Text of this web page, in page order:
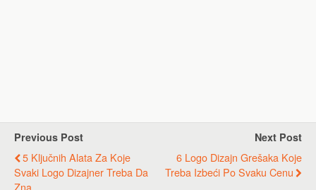
Previous Post
5 Ključnih Alata Za Koje
Svaki Logo Dizajner Treba Da
Zna
Next Post
6 Logo Dizajn Grešaka Koje
Treba Izbeći Po Svaku Cenu